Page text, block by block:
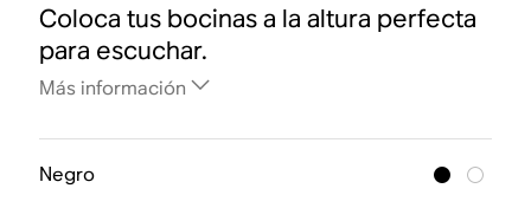
Coloca tus bocinas a la altura perfecta
para escuchar.
Más información
Negro